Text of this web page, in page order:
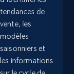
tendances de
vente, les
modèles
saisonniers et
les informations